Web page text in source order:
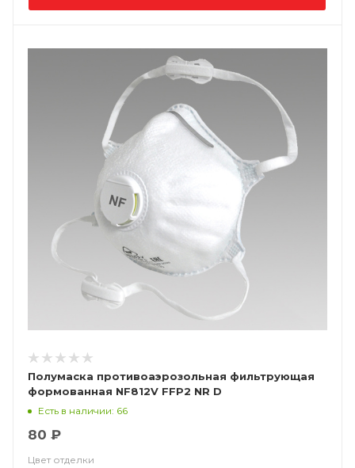
Полумаска противоаэрозольная фильтрующая
формованная NF812V FFP2 NR D
Есть в наличии: 66
80 ₽
Цвет отделки